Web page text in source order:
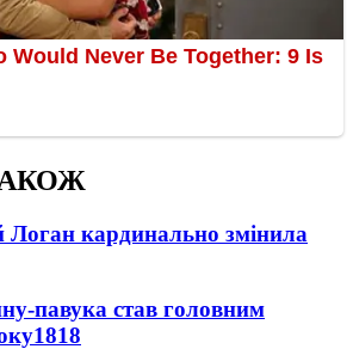
Логан кардинально змінила
павука став головним
1818